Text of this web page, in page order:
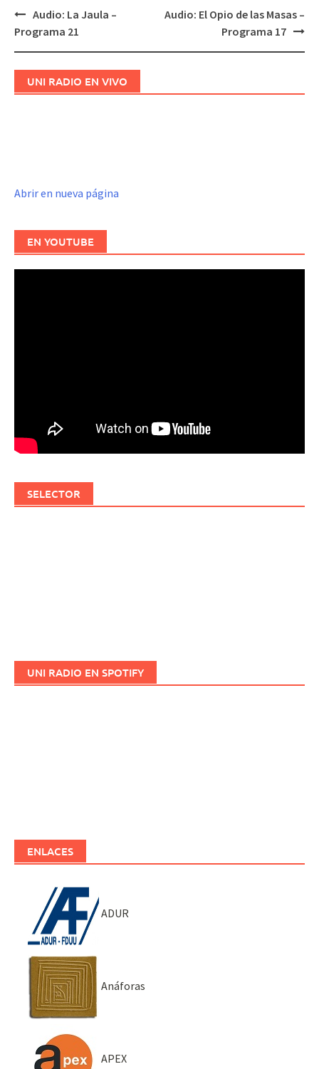
Navegación
Audio: La Jaula –
Programa 21
Audio: El Opio de las Masas –
Programa 17
UNI RADIO EN VIVO
Abrir en nueva página
EN YOUTUBE
SELECTOR
UNI RADIO EN SPOTIFY
ENLACES
ADUR
Anáforas
APEX